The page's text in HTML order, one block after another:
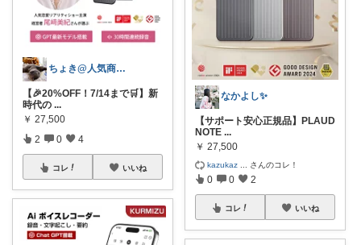
ちょき@人気商品紹介いつも購入ありがとう
【🎉20%OFF！7/14まで🛒】新
時代の ...
￥ 27,500
2 0 4
コレ いいね
なかよし✨
【サポート安心正規品】PLAUD
NOTE ...
￥ 27,500
kazukaz さんのコレ！
0 0 2
コレ いいね